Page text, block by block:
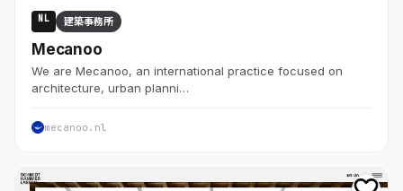
NL 建築事務所
Mecanoo
We are Mecanoo, an international practice focused on
architecture, urban planni…
mecanoo.nl